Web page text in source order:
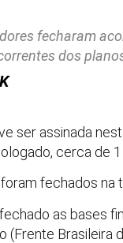
fecharam
dos
ser assinada
cerca de
fechados
as bases
(Frente